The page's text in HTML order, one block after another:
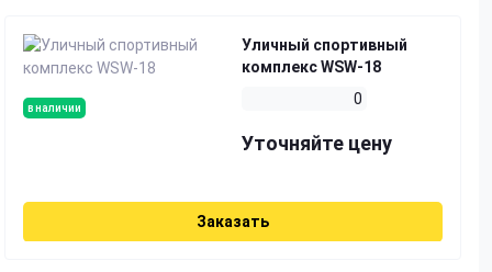
в наличии
Уличный спортивный
комплекс WSW-18
0
Уточняйте цену
Заказать